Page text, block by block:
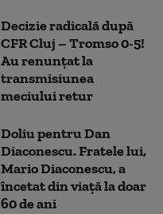
Decizie radicală după
CFR Cluj – Tromso 0-5!
Au renunțat la
transmisiunea
meciului retur
Doliu pentru Dan
Diaconescu. Fratele lui,
Mario Diaconescu, a
încetat din viață la doar
60 de ani